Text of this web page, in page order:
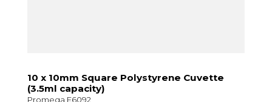
10 x 10mm Square Polystyrene Cuvette
(3.5ml capacity)
Promega E6092